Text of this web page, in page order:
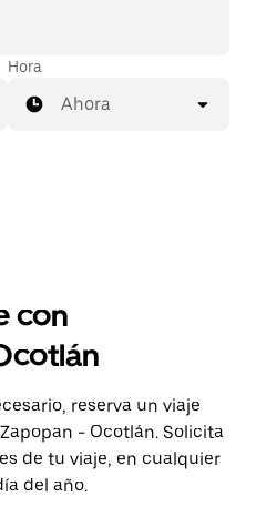
Hora
Ahora
con
reserva un viaje
- Ocotlán. Solicita
de tu viaje, en cualquier
del año.